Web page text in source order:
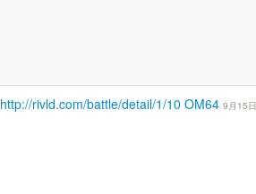
http://rivld.com/battle/detail/1/10 OM64 9月15日